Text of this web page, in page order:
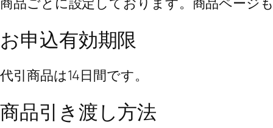
お申込有効期限
代引商品は14日間です。
商品引き渡し方法